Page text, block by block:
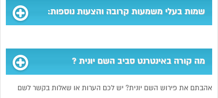
שמות בעלי משמעות קרובה והצעות נוספות:
מה קורה באינטרנט סביב השם יונית ?
אהבתם את פירוש השם יונית? יש לכם הערות או שאלות בקשר לשם